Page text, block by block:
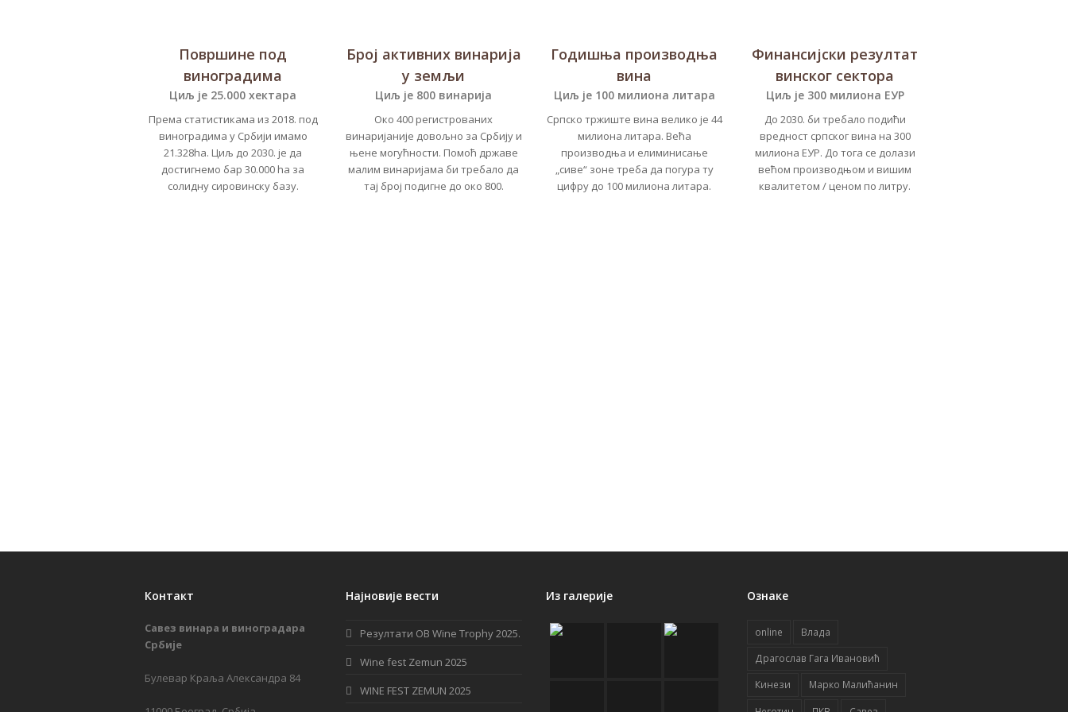
Површине под
виноградима
Циљ је 25.000 хектара
Према статистикама из 2018. под
виноградима у Србији имамо
21.328ha. Циљ до 2030. је да
достигнемо бар 30.000 ha за
солидну сировинску базу.
Број активних винарија
у земљи
Циљ је 800 винарија
Око 400 регистрованих
винаријаније довољно за Србију и
њене могућности. Помоћ државе
малим винаријама би требало да
тај број подигне до око 800.
Годишња производња
вина
Циљ је 100 милиона литара
Српско тржиште вина велико је 44
милиона литара. Већа
производња и елиминисање
„сиве“ зоне треба да погура ту
цифру до 100 милиона литара.
Финансијски резултат
винског сектора
Циљ је 300 милиона ЕУР
До 2030. би требало подићи
вредност српског вина на 300
милиона ЕУР. До тога се долази
већом производњом и вишим
квалитетом / ценом по литру.
Контакт
Савез винара и виноградара
Србије
Булевар Краља Александра 84
Најновије вести
Резултати OB Wine Trophy 2025.
Wine fest Zemun 2025
WINE FEST ZEMUN 2025
Из галерије Ознаке
online
Влада
Драгослав Гага Ивановић
Кинези
Марко Малићанин